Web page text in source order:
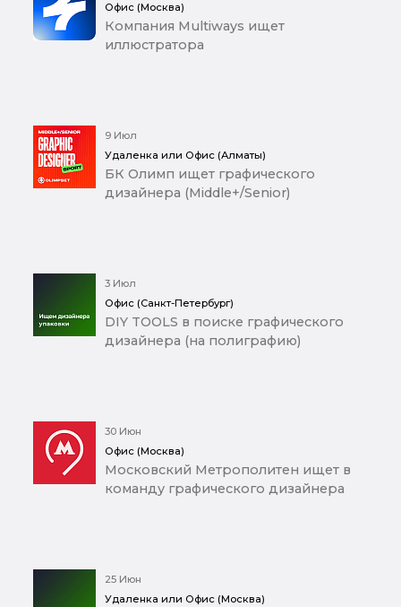
Офис (Москва)
Компания Multiways ищет
иллюстратора
9 Июл
Удаленка или Офис (Алматы)
БК Олимп ищет графического
дизайнера (Middle+/Senior)
3 Июл
Офис (Санкт-Петербург)
DIY TOOLS в поиске графического
дизайнера (на полиграфию)
30 Июн
Офис (Москва)
Московский Метрополитен ищет в
команду графического дизайнера
25 Июн
Удаленка или Офис (Москва)